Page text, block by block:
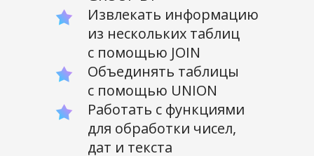
Извлекать информацию
из нескольких таблиц
с помощью JOIN
Объединять таблицы
с помощью UNION
Работать с функциями
для обработки чисел,
дат и текста